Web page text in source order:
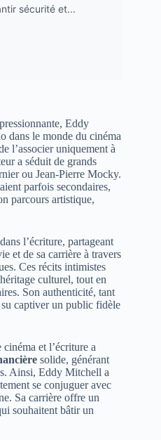
sécurité et...
Eddy
dans le monde du cinéma
l’associer uniquement à
a séduit de grands
ou Jean-Pierre Mocky.
parfois secondaires,
parcours artistique,
l’écriture, partageant
et de sa carrière à travers
Ces récits intimistes
culturel, tout en
Son authenticité, tant
su captiver un public fidèle
et l’écriture a
solide, générant
Ainsi, Eddy Mitchell a
se conjuguer avec
Sa carrière offre un
souhaitent bâtir un